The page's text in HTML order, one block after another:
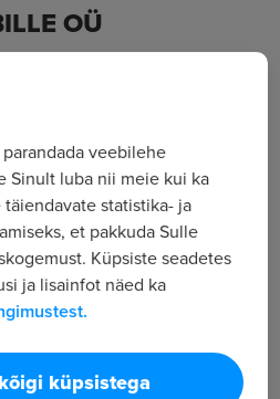
OÜ
veebilehe
Sinult luba nii meie kui ka
statistika- ja
et pakkuda Sulle
Küpsiste seadetes
ja lisainfot näed ka
küpsistega